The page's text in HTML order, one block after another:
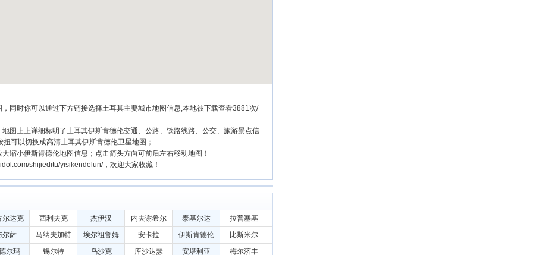
同时你可以通过下方链接选择土耳其主要城市地图信息,本地被下载查看3881次/
图上上详细标明了土耳其伊斯肯德伦交通、公路、铁路线路、公交、旅游景点信
可以切换成高清土耳其伊斯肯德伦卫星地图；
缩小伊斯肯德伦地图信息；点击箭头方向可前后左右移动地图！
shijieditu/yisikendelun/，欢迎大家收藏！
尔达克 西利夫克 杰伊汉 内夫谢希尔 泰基尔达
拉普塞基
尔萨
马纳夫加特 埃尔祖鲁姆 安卡拉 伊斯肯德伦
比斯米尔
尔玛
锡尔特 乌沙克 库沙达瑟 安塔利亚 梅尔济丰